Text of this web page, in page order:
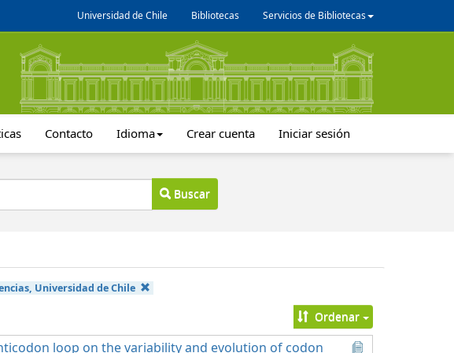
Universidad de Chile Bibliotecas Servicios de Bibliotecas
Contacto Idioma Crear cuenta Iniciar sesión
Buscar
Universidad de Chile
Ordenar
loop on the variability and evolution of codon